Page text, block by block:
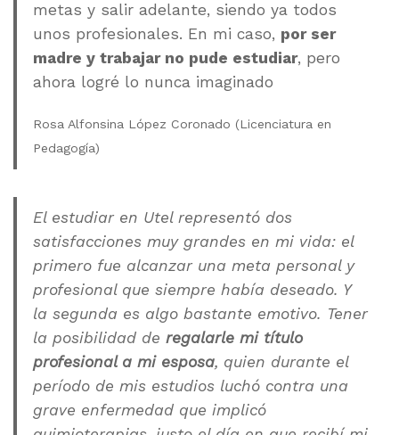
metas y salir adelante, siendo ya todos
unos profesionales. En mi caso, por ser
madre y trabajar no pude estudiar, pero
ahora logré lo nunca imaginado
Rosa Alfonsina López Coronado (Licenciatura en
Pedagogía)
El estudiar en Utel representó dos
satisfacciones muy grandes en mi vida: el
primero fue alcanzar una meta personal y
profesional que siempre había deseado. Y
la segunda es algo bastante emotivo. Tener
la posibilidad de regalarle mi título
profesional a mi esposa, quien durante el
período de mis estudios luchó contra una
grave enfermedad que implicó